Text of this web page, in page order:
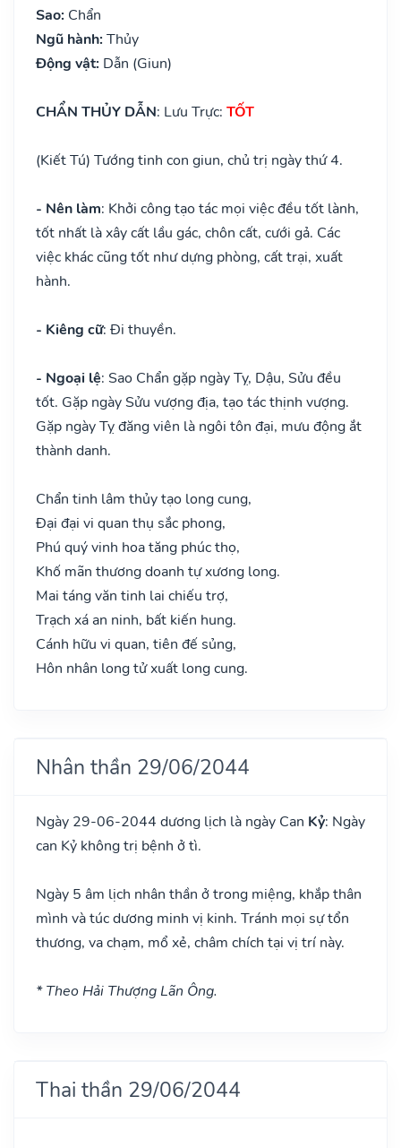
Sao: Chẩn
Ngũ hành: Thủy
Động vật: Dẫn (Giun)
CHẨN THỦY DẪN: Lưu Trực: TỐT
(Kiết Tú) Tướng tinh con giun, chủ trị ngày thứ 4.
- Nên làm: Khởi công tạo tác mọi việc đều tốt lành,
tốt nhất là xây cất lầu gác, chôn cất, cưới gả. Các
việc khác cũng tốt như dựng phòng, cất trại, xuất
hành.
- Kiêng cữ: Đi thuyền.
- Ngoại lệ: Sao Chẩn gặp ngày Tỵ, Dậu, Sửu đều
tốt. Gặp ngày Sửu vượng địa, tạo tác thịnh vượng.
Gặp ngày Tỵ đăng viên là ngôi tôn đại, mưu động ắt
thành danh.
Chẩn tinh lâm thủy tạo long cung,
Đại đại vi quan thụ sắc phong,
Phú quý vinh hoa tăng phúc thọ,
Khố mãn thương doanh tự xương long.
Mai táng văn tinh lai chiếu trợ,
Trạch xá an ninh, bất kiến hung.
Cánh hữu vi quan, tiên đế sủng,
Hôn nhân long tử xuất long cung.
Nhân thần 29/06/2044
Ngày 29-06-2044 dương lịch là ngày Can Kỷ: Ngày
can Kỷ không trị bệnh ở tì.
Ngày 5 âm lịch nhân thần ở trong miệng, khắp thân
mình và túc dương minh vị kinh. Tránh mọi sự tổn
thương, va chạm, mổ xẻ, châm chích tại vị trí này.
* Theo Hải Thượng Lãn Ông.
Thai thần 29/06/2044